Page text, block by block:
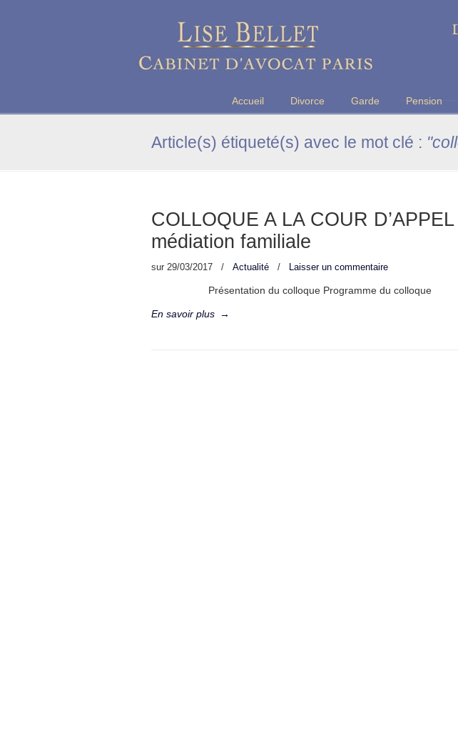
Maître Lise BELLET, Avocate au Barreau de Paris
Accueil Divorce Garde Pension
Article(s) étiqueté(s) avec le mot clé :
COLLOQUE A LA COUR
médiation familiale
sur 29/03/2017 / Actualité / Laisser un commentaire
Présentation du colloque Programme du colloque
En savoir plus →